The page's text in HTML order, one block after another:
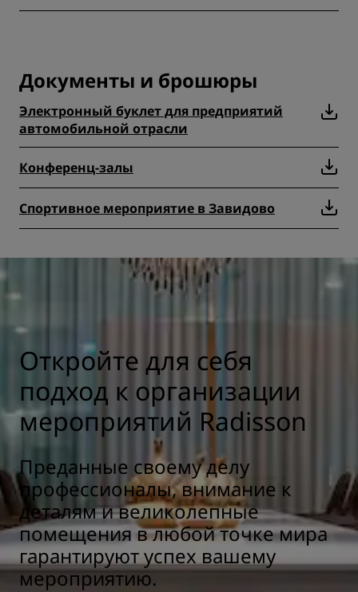
Документы и брошюры
Электронный буклет для предприятий
автомобильной отрасли
Конференц-залы
Спортивное мероприятие в Завидово
Откройте для себя
подход к организации
мероприятий Radisson
Преданные своему делу
профессионалы, внимание к
деталям и великолепные
помещения в любой точке мира
гарантируют успех вашему
мероприятию.